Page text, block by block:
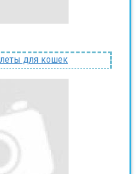
для кошек